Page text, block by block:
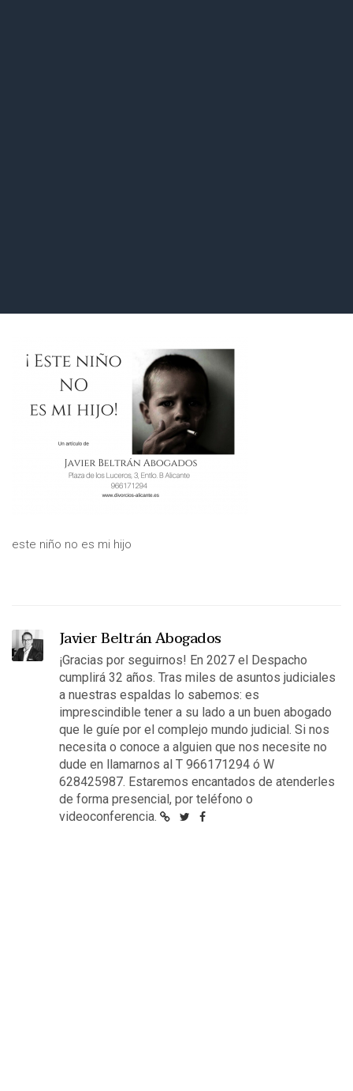
este niño no es mi hijo
Javier Beltrán Abogados
¡Gracias por seguirnos! En 2027 el Despacho
cumplirá 32 años. Tras miles de asuntos judiciales
a nuestras espaldas lo sabemos: es
imprescindible tener a su lado a un buen abogado
que le guíe por el complejo mundo judicial. Si nos
necesita o conoce a alguien que nos necesite no
dude en llamarnos al T 966171294 ó W
628425987. Estaremos encantados de atenderles
de forma presencial, por teléfono o
videoconferencia.